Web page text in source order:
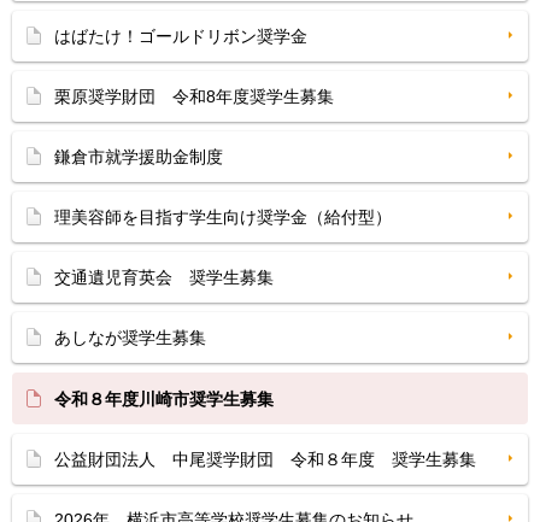
はばたけ！ゴールドリボン奨学金
栗原奨学財団 令和8年度奨学生募集
鎌倉市就学援助金制度
理美容師を目指す学生向け奨学金（給付型）
交通遺児育英会 奨学生募集
あしなが奨学生募集
令和８年度川崎市奨学生募集
公益財団法人 中尾奨学財団 令和８年度 奨学生募集